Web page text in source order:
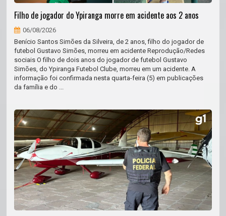
Filho de jogador do Ypiranga morre em acidente aos 2 anos
06/08/2026
Benício Santos Simões da Silveira, de 2 anos, filho do jogador de
futebol Gustavo Simões, morreu em acidente Reprodução/Redes
sociais O filho de dois anos do jogador de futebol Gustavo
Simões, do Ypiranga Futebol Clube, morreu em um acidente. A
informação foi confirmada nesta quarta-feira (5) em publicações
da família e do ...